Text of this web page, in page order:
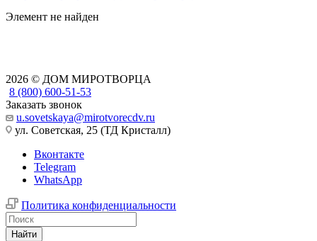
Элемент не найден
2026 © ДОМ МИРОТВОРЦА
8 (800) 600-51-53
Заказать звонок
u.sovetskaya@mirotvorecdv.ru
ул. Советская, 25 (ТД Кристалл)
Вконтакте
Telegram
WhatsApp
Политика конфиденциальности
Найти